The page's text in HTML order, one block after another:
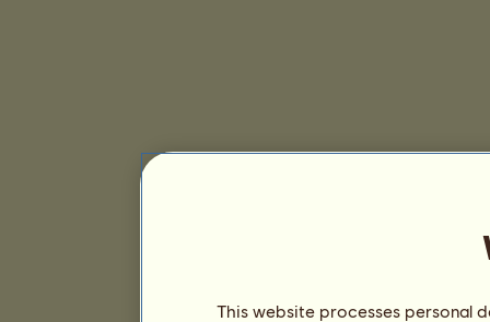
This website processes personal